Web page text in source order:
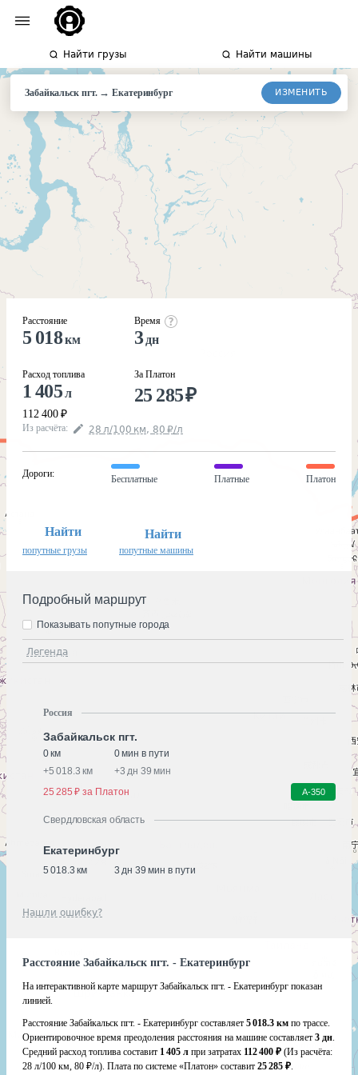
Найти грузы Найти машины
Забайкальск пгт.→Екатеринбург ИЗМЕНИТЬ
Расстояние
5 018км
Расход топлива
1 405л
112 400 ₽
Время
3 дн
За Платон
25 285₽
Из расчёта: 28 л/100 км, 80 ₽/л
Дороги:
Бесплатные Платные Платон
Найти
попутные грузы
Найти
попутные машины
Подробный маршрут
Легенда
Показывать попутные города
Россия
Забайкальск пгт.
0 км
0 мин в пути
+5 018.3 км +3 дн 39 мин
25 285 ₽ за Платон
А-350
Свердловская область
Екатеринбург
5 018.3 км 3 дн 39 мин в пути
Нашли ошибку?
Расстояние Забайкальск пгт. - Екатеринбург
На интерактивной карте маршрут Забайкальск пгт. - Екатеринбург показан
линией.
Расстояние Забайкальск пгт. - Екатеринбург составляет 5 018.3 км по трассе.
Ориентировочное время преодоления расстояния на машине составляет 3 дн.
Средний расход топлива составит 1 405 л при затратах 112 400 ₽ (Из расчёта:
28 л/100 км, 80 ₽/л). Плата по системе «Платон» составит 25 285 ₽.